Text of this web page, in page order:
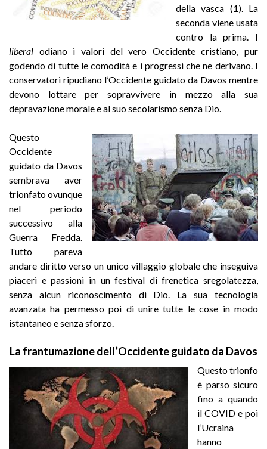
della vasca (1). La
seconda viene usata
contro la prima. I
liberal odiano i valori del vero Occidente cristiano, pur
godendo di tutte le comodità e i progressi che ne derivano. I
conservatori ripudiano l’Occidente guidato da Davos mentre
devono lottare per sopravvivere in mezzo alla sua
depravazione morale e al suo secolarismo senza Dio.
Questo
Occidente
guidato da Davos
sembrava aver
trionfato ovunque
nel periodo
successivo alla
Guerra Fredda.
Tutto pareva
andare diritto verso un unico villaggio globale che inseguiva
piaceri e passioni in un festival di frenetica sregolatezza,
senza alcun riconoscimento di Dio. La sua tecnologia
avanzata ha permesso poi di unire tutte le cose in modo
istantaneo e senza sforzo.
La frantumazione dell’Occidente guidato da Davos
Questo trionfo
è parso sicuro
fino a quando
il COVID e poi
l’Ucraina
hanno